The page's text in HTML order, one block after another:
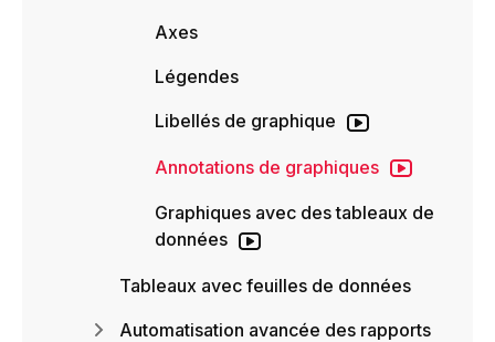
Axes
Légendes
Libellés de graphique
Annotations de graphiques
Graphiques avec des tableaux de
données
Tableaux avec feuilles de données
Automatisation avancée des rapports